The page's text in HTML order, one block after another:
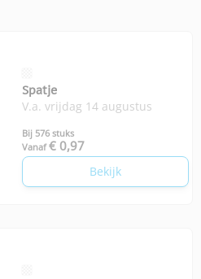
Spatje
V.a. vrijdag 14 augustus
Bij 576 stuks
Vanaf € 0,97
Bekijk